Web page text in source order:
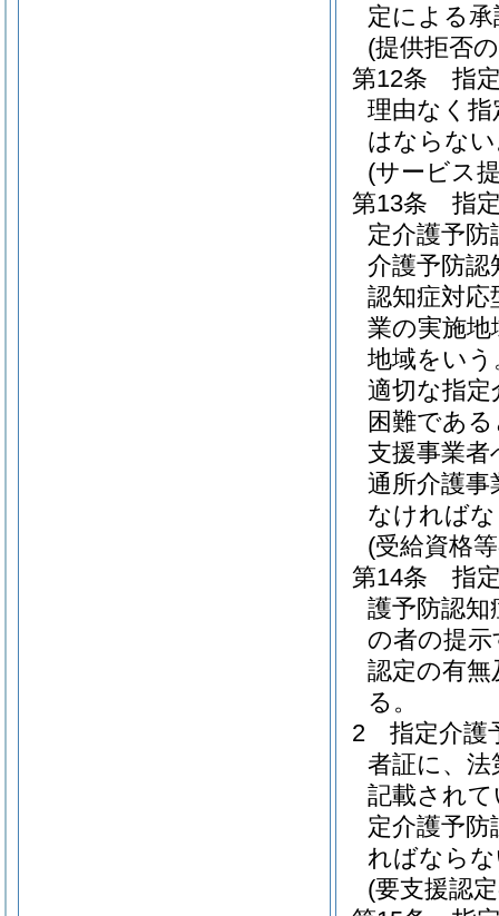
定による
(提供拒否
第12条
指
理由なく指
はならな
(サービス
第13条
指
定介護予防
介護予防認
認知症対応
業の実施地
地域をい
適切な指
困難であ
支援事業者
通所介護
なければ
(受給資格
第14条
指
護予防認
の者の提
認定の有
る。
2
指定介護
者証に、法
記載され
定介護予
ればなら
(要支援認